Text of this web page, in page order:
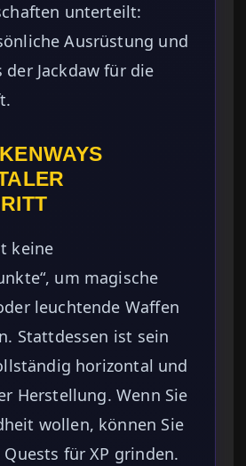
unterteilt:
Ausrüstung und
der Jackdaw für die
keine
um magische
leuchtende Waffen
Stattdessen ist sein
horizontal und
Herstellung. Wenn Sie
wollen, können Sie
für XP grinden.